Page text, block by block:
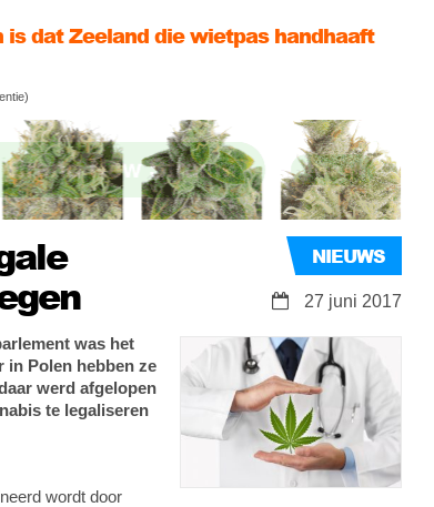
is dat Zeeland die wietpas handhaaft
telefoon leidt tot dood wietplanten
NIEUWS
27 juni 2017
was het
in Polen hebben ze
werd afgelopen
te legaliseren
wordt door